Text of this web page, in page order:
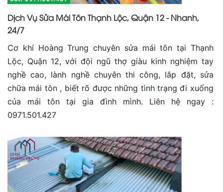
Dịch Vụ Sửa Mái Tôn Thạnh Lộc, Quận 12 - Nhanh,
24/7
Cơ khí Hoàng Trung chuyên sửa mái tôn tại Thạnh
Lộc, Quận 12, với đội ngũ thợ giàu kinh nghiệm tay
nghề cao, lành nghề chuyên thi công, lắp đặt, sửa
chữa mái tôn , biết rõ được những tình trạng đi xuống
của mái tôn tại gia đình mình. Liên hệ ngay :
0971.501.427